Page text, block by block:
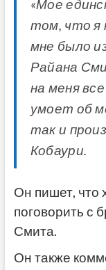
«Мое
том, что я
мне было
Райана
на меня
умоет об
так и
Кобаури.
Он пишет, что
поговорить с
Смита.
Он также